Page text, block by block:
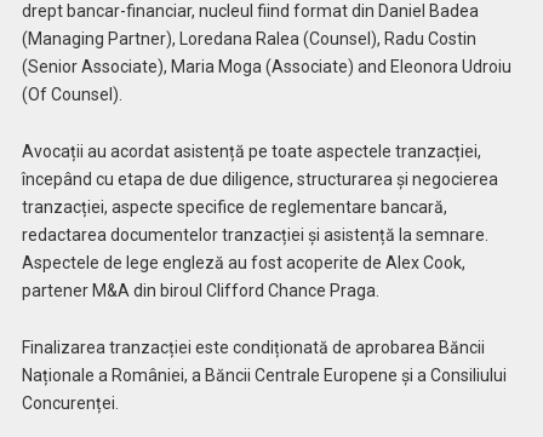
drept bancar-financiar, nucleul fiind format din Daniel Badea
(Managing Partner), Loredana Ralea (Counsel), Radu Costin
(Senior Associate), Maria Moga (Associate) and Eleonora Udroiu
(Of Counsel).
Avocații au acordat asistență pe toate aspectele tranzacției,
începând cu etapa de due diligence, structurarea și negocierea
tranzacției, aspecte specifice de reglementare bancară,
redactarea documentelor tranzacției și asistență la semnare.
Aspectele de lege engleză au fost acoperite de Alex Cook,
partener M&A din biroul Clifford Chance Praga.
Finalizarea tranzacției este condiționată de aprobarea Băncii
Naționale a României, a Băncii Centrale Europene și a Consiliului
Concurenței.